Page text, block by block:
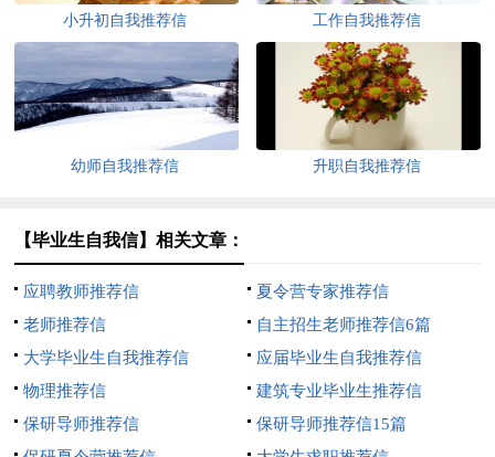
小升初自我推荐信 工作自我推荐信
幼师自我推荐信 升职自我推荐信
【毕业生自我信】相关文章：
应聘教师推荐信
夏令营专家推荐信
老师推荐信
自主招生老师推荐信6篇
大学毕业生自我推荐信
应届毕业生自我推荐信
物理推荐信
建筑专业毕业生推荐信
保研导师推荐信
保研导师推荐信15篇